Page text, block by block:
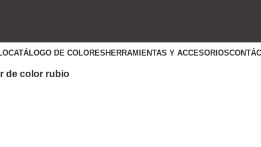
CATÁLOGO DE COLORES HERRAMIENTAS Y ACCESORIOS
de color rubio